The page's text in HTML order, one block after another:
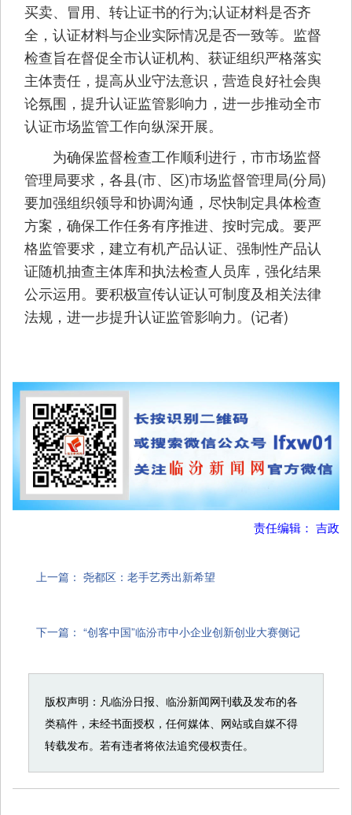
买卖、冒用、转让证书的行为;认证材料是否齐
全，认证材料与企业实际情况是否一致等。监督
检查旨在督促全市认证机构、获证组织严格落实
主体责任，提高从业守法意识，营造良好社会舆
论氛围，提升认证监管影响力，进一步推动全市
认证市场监管工作向纵深开展。
为确保监督检查工作顺利进行，市市场监督
管理局要求，各县(市、区)市场监督管理局(分局)
要加强组织领导和协调沟通，尽快制定具体检查
方案，确保工作任务有序推进、按时完成。要严
格监管要求，建立有机产品认证、强制性产品认
证随机抽查主体库和执法检查人员库，强化结果
公示运用。要积极宣传认证认可制度及相关法律
法规，进一步提升认证监管影响力。(记者)
责任编辑： 吉政
上一篇： 尧都区：老手艺秀出新希望
下一篇： “创客中国”临汾市中小企业创新创业大赛侧记
版权声明：凡临汾日报、临汾新闻网刊载及发布的各
类稿件，未经书面授权，任何媒体、网站或自媒不得
转载发布。若有违者将依法追究侵权责任。